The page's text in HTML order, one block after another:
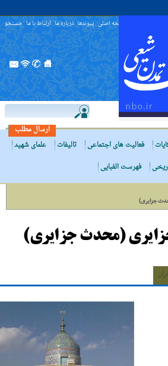
صفحه اصلی پیوندها درباره ما ارتباط با ما جستجو
ارسال مطلب
فعالیت های اجتماعی تالیفات
علمای شهید
فهرست الفبایی
جزایری)
(محدث جزایری)